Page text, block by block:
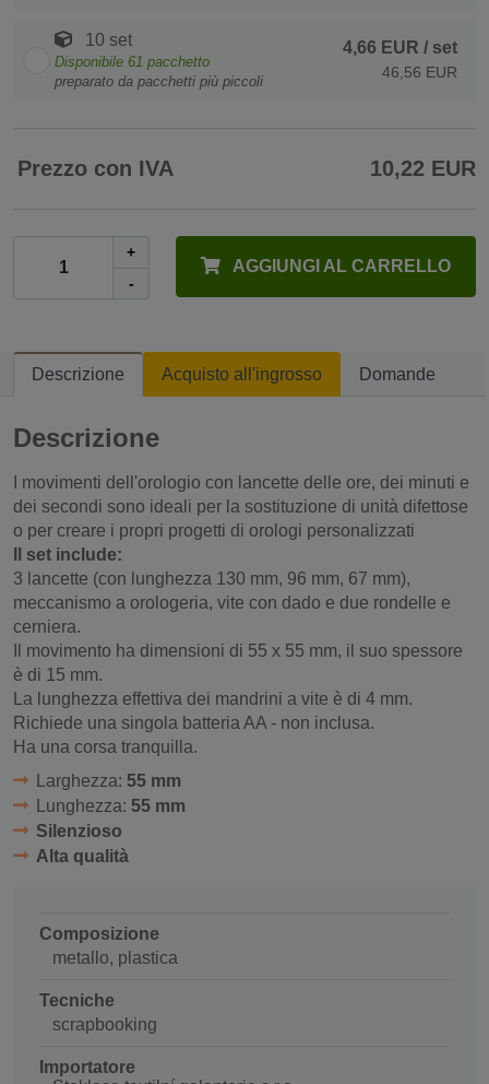
10 set
Disponibile 61 pacchetto
preparato da pacchetti più piccoli
4,66 EUR / set
46,56 EUR
Prezzo con IVA 10,22 EUR
+
-
AGGIUNGI AL CARRELLO
Descrizione Acquisto all'ingrosso Domande
Descrizione
I movimenti dell'orologio con lancette delle ore, dei minuti e
dei secondi sono ideali per la sostituzione di unità difettose
o per creare i propri progetti di orologi personalizzati
Il set include:
3 lancette (con lunghezza 130 mm, 96 mm, 67 mm),
meccanismo a orologeria, vite con dado e due rondelle e
cerniera.
Il movimento ha dimensioni di 55 x 55 mm, il suo spessore
è di 15 mm.
La lunghezza effettiva dei mandrini a vite è di 4 mm.
Richiede una singola batteria AA - non inclusa.
Ha una corsa tranquilla.
Larghezza: 55 mm
Lunghezza: 55 mm
Silenzioso
Alta qualità
Composizione
metallo, plastica
Tecniche
scrapbooking
Importatore